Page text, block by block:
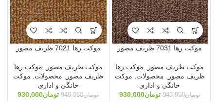
موکت رها 7031 ظریف مصور
موکت ظریف مصور
موکت رها
ظریف مصور
محصولات
موکت
خانگی و اداری
تومان949,950 تومان930,000
موکت رها 7021 ظریف مصور
موکت ظریف مصور
موکت رها
ظریف مصور
محصولات
موکت
خانگی و اداری
تومان949,950 تومان930,000